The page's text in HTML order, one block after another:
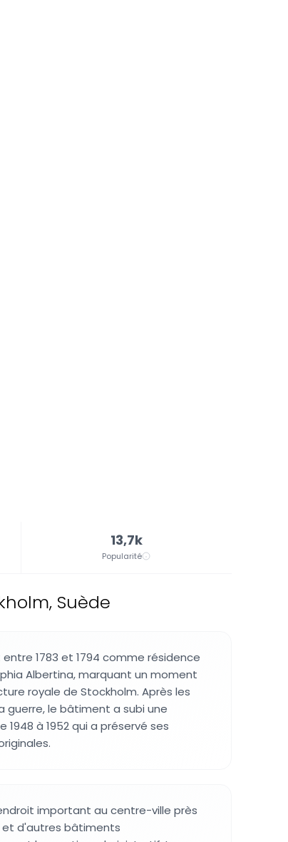
13,7k
Popularité
Suède
1783 et 1794 comme résidence
Albertina, marquant un moment
royale de Stockholm. Après les
guerre, le bâtiment a subi une
à 1952 qui a préservé ses
important au centre-ville près
et d'autres bâtiments